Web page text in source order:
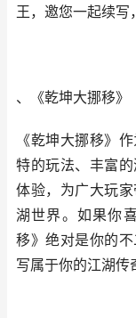
王，邀您一起续写
、《乾坤大挪移》
《乾坤大挪移》
特的玩法、丰富
体验，为广大玩
湖世界。如果你
移》绝对是你的
写属于你的江湖传